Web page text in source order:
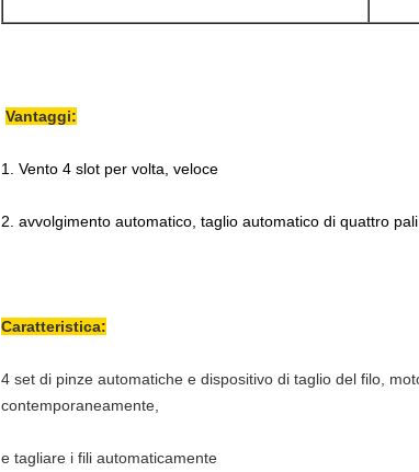
Vantaggi:
1. Vento 4 slot per volta, veloce
2. avvolgimento automatico, taglio automatico di quattro
Caratteristica:
4 set di pinze automatiche e dispositivo di taglio del filo,
contemporaneamente,
e tagliare i fili automaticamente